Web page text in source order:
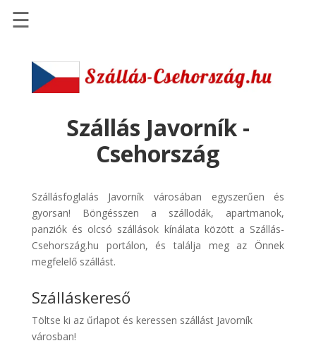
Szállások
Szállásinfo.eu
pénzvisszatérítéssel
Discover
Cars
Transzfer
Kiwi
Taxi
☰
Szállás Javorník -
Csehország
Szállásfoglalás Javorník városában egyszerűen és
gyorsan! Böngésszen a szállodák, apartmanok,
panziók és olcsó szállások kínálata között a Szállás-
Csehország.hu portálon, és találja meg az Önnek
megfelelő szállást.
Szálláskereső
Töltse ki az űrlapot és keressen szállást Javorník
városban!